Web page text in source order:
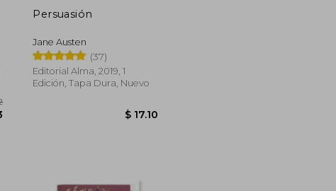
Persuasión
Jane Austen
(37)
Editorial Alma, 2019, 1
Edición, Tapa Dura, Nuevo